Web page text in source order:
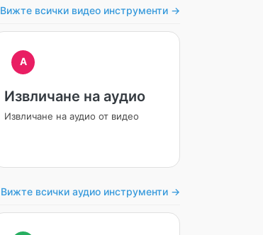
Вижте всички видео инструменти →
A
Извличане на аудио
Извличане на аудио от видео
Вижте всички аудио инструменти →